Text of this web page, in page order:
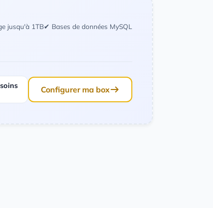
jusqu'à 1TB✔ Bases de données MySQL
Configurer ma box